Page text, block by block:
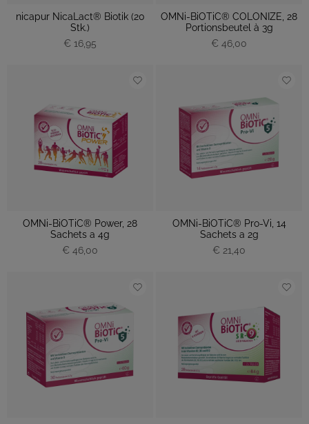
nicapur NicaLact® Biotik (20
Stk.)
€ 16,95
OMNi-BiOTiC® COLONIZE, 28
Portionsbeutel à 3g
€ 46,00
OMNi-BiOTiC® Power, 28
Sachets a 4g
€ 46,00
OMNi-BiOTiC® Pro-Vi, 14
Sachets a 2g
€ 21,40